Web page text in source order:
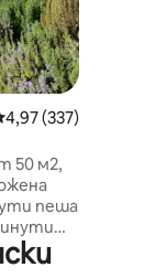
оценка: 4,97
4,97 (337)
50 м2,
пеша
на 45
Париж,